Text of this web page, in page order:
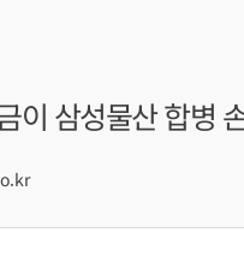
이 삼성물산 합병